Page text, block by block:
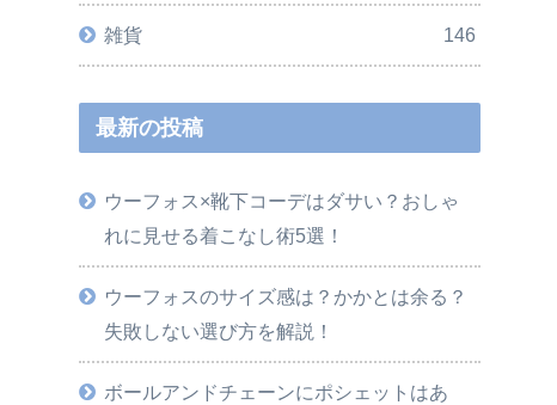
雑貨 146
最新の投稿
ウーフォス×靴下コーデはダサい？おしゃ
れに見せる着こなし術5選！
ウーフォスのサイズ感は？かかとは余る？
失敗しない選び方を解説！
ボールアンドチェーンにポシェットはあ